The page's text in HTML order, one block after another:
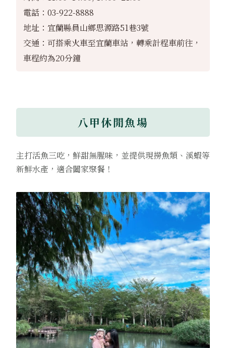
電話：03-922-8888
地址：宜蘭縣員山鄉思源路51巷3號
交通：可搭乘火車至宜蘭車站，轉乘計程車前往，
車程約為20分鐘
八甲休閒魚場
主打活魚三吃，鮮甜無腥味，並提供現撈魚類、溪蝦等
新鮮水產，適合闔家聚餐！